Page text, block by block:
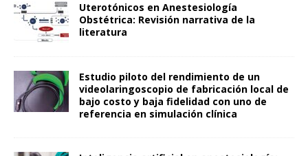
Uterotónicos en Anestesiología
Obstétrica: Revisión narrativa de la
literatura
Estudio piloto del rendimiento de un
videolaringoscopio de fabricación local de
bajo costo y baja fidelidad con uno de
referencia en simulación clínica